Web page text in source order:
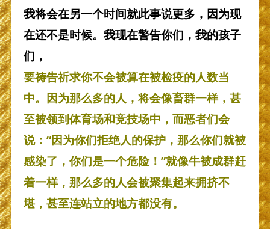
我将会在另一个时间就此事说更多，因为现
在还不是时候。我现在警告你们，我的孩子
们，
要祷告祈求你不会被算在被检疫的人数当
中。因为那么多的人，将会像畜群一样，甚
至被领到体育场和竞技场中，而恶者们会
说：“因为你们拒绝人的保护，那么你们就被
感染了，你们是一个危险！”就像牛被成群赶
着一样，那么多的人会被聚集起来拥挤不
堪，甚至连站立的地方都没有。